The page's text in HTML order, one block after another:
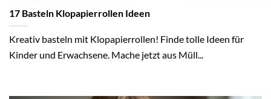
17 Basteln Klopapierrollen Ideen
Kreativ basteln mit Klopapierrollen! Finde tolle Ideen für
Kinder und Erwachsene. Mache jetzt aus Müll...